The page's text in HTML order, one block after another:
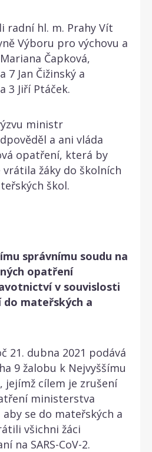
radní hl. m. Prahy Vít
Výboru pro výchovu a
Čapková,
7 Jan Čižinský a
3 Jiří Ptáček.
ministr
a ani vláda
opatření, která by
vrátila žáky do školních
škol.
správnímu soudu na
opatření
v souvislosti
do mateřských a
21. dubna 2021 podává
9 žalobu k Nejvyššímu
jejímž cílem je zrušení
ministerstva
se do mateřských a
všichni žáci
na SARS-CoV-2.